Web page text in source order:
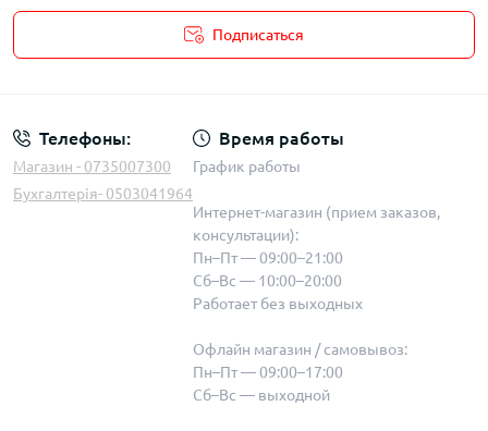
Подписаться
Телефоны:
Магазин - 0735007300
Бухгалтерія- 0503041964
Время работы
График работы
Интернет-магазин (прием заказов,
консультации):
Пн–Пт — 09:00–21:00
Сб–Вс — 10:00–20:00
Работает без выходных
Офлайн магазин / самовывоз:
Пн–Пт — 09:00–17:00
Сб–Вс — выходной